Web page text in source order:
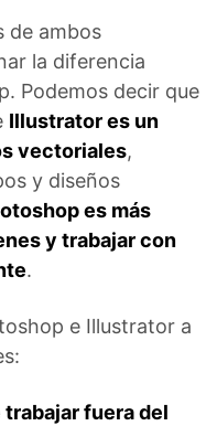
de ambos
la diferencia
Podemos decir que
Illustrator es un
vectoriales,
y diseños
es más
y trabajar con
.
e Illustrator a
fuera del